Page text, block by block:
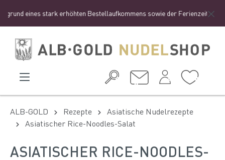
eines stark erhöhten Bestellaufkommens sowie der Ferienzeit zu einer
ALB-GOLD Rezepte
Asiatische Nudelrezepte
Asiatischer Rice-Noodles-Salat
ASIATISCHER RICE-NOODLES-